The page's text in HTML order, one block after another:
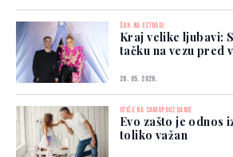
ŠOK NA ESTRADI
Kraj velike ljubavi:
tačku na vezu pred
26. 05. 2026.
UTIČE NA SAMOPOUZDANJE
Evo zašto je odnos
toliko važan